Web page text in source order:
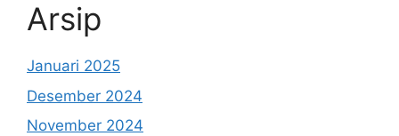
Arsip
Januari 2025
Desember 2024
November 2024